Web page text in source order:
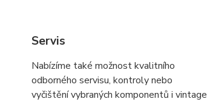
Servis
Nabízíme také možnost kvalitního
odborného servisu, kontroly nebo
vyčištění vybraných komponentů i vintage